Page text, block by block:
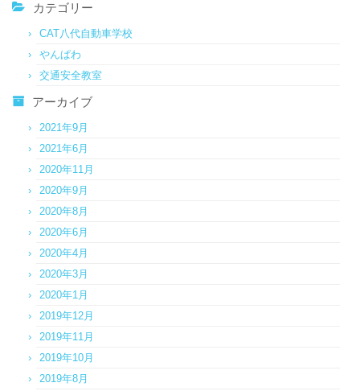
カテゴリー
CAT八代自動車学校
やんぱわ
交通安全教室
アーカイブ
2021年9月
2021年6月
2020年11月
2020年9月
2020年8月
2020年6月
2020年4月
2020年3月
2020年1月
2019年12月
2019年11月
2019年10月
2019年8月